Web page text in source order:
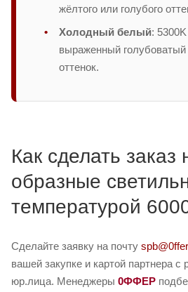
жёлтого или голубого
Холодный белый:
выраженный
оттенок.
Как сделать заказ
образные
температурой
Сделайте заявку на почту
вашей закупке и картой партнера с
юр.лица. Менеджеры 0ФФЕР